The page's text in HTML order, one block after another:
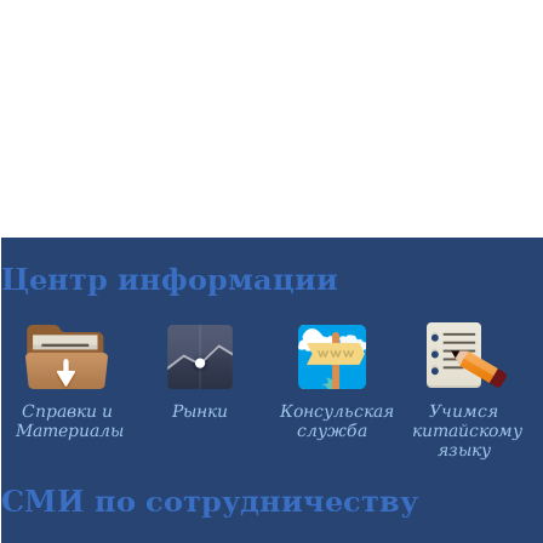
Центр информации
Справки и
Материалы
Рынки
Консульская
служба
Учимся
китайскому
языку
СМИ по сотрудничеству